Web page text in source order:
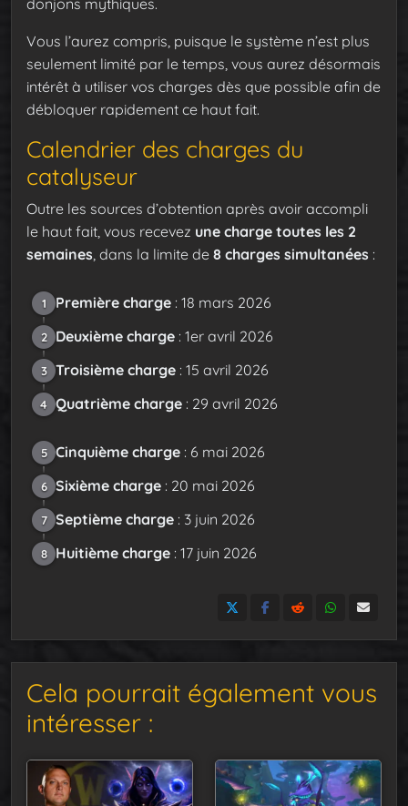
donjons mythiques.
Vous l’aurez compris, puisque le système n’est plus
seulement limité par le temps, vous aurez désormais
intérêt à utiliser vos charges dès que possible afin de
débloquer rapidement ce haut fait.
Calendrier des charges du
catalyseur
Outre les sources d’obtention après avoir accompli
le haut fait, vous recevez une charge toutes les 2
semaines, dans la limite de 8 charges simultanées :
1 Première charge : 18 mars 2026
2 Deuxième charge : 1er avril 2026
3 Troisième charge : 15 avril 2026
4 Quatrième charge : 29 avril 2026
5 Cinquième charge : 6 mai 2026
6 Sixième charge : 20 mai 2026
7 Septième charge : 3 juin 2026
8 Huitième charge : 17 juin 2026
Cela pourrait également vous
intéresser :